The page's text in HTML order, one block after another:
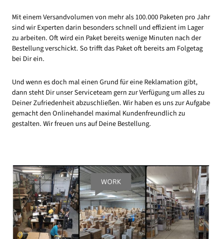
Mit einem Versandvolumen von mehr als 100.000 Paketen pro Jahr
sind wir Experten darin besonders schnell und effizient im Lager
zu arbeiten. Oft wird ein Paket bereits wenige Minuten nach der
Bestellung verschickt. So trifft das Paket oft bereits am Folgetag
bei Dir ein.
Und wenn es doch mal einen Grund für eine Reklamation gibt,
dann steht Dir unser Serviceteam gern zur Verfügung um alles zu
Deiner Zufriedenheit abzuschließen. Wir haben es uns zur Aufgabe
gemacht den Onlinehandel maximal Kundenfreundlich zu
gestalten. Wir freuen uns auf Deine Bestellung.